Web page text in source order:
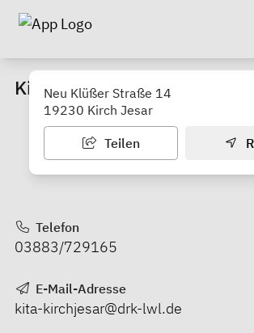
Kindertagesstätte
Neu Klüßer Straße 14
19230 Kirch Jesar
Teilen
Telefon
03883/729165
E-Mail-Adresse
kita-kirchjesar@drk-lwl.de